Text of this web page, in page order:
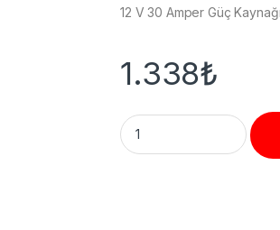
12 V 30 Amper Güç Kaynağı
1.338₺
MK-12V DC 30 Amper